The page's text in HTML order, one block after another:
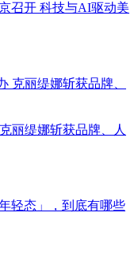
召开 科技与AI驱动美
丽缇娜斩获品牌、人
轻态」，到底有哪些